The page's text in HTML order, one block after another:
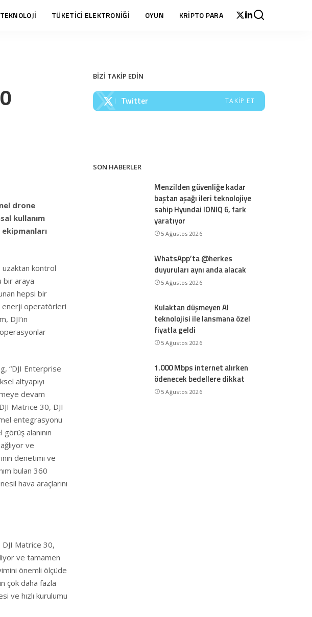
TEKNOLOJİ TÜKETİCİ ELEKTRONİĞİ OYUN KRİPTO PARA
drone
kullanım
uzaktan kontrol
bir araya
hepsi bir
enerji operatörleri
DJI’ın
“DJI Enterprise
altyapıyı
devam
Matrice 30, DJI
entegrasyonu
alanının
ve
denetimi ve
bulan 360
hava araçlarını
DJI Matrice 30,
ve tamamen
önemli ölçüde
çok daha fazla
ve hızlı kurulumu
BİZİ TAKİP EDİN
Twitter TAKIP ET
SON HABERLER
Menzilden güvenliğe kadar
baştan aşağı ileri teknolojiye
sahip Hyundai IONIQ 6, fark
yaratıyor
5 Ağustos 2026
WhatsApp’ta @herkes
duyuruları aynı anda alacak
5 Ağustos 2026
Kulaktan düşmeyen AI
teknolojisi ile lansmana özel
fiyatla geldi
5 Ağustos 2026
1.000 Mbps internet alırken
ödenecek bedellere dikkat
5 Ağustos 2026